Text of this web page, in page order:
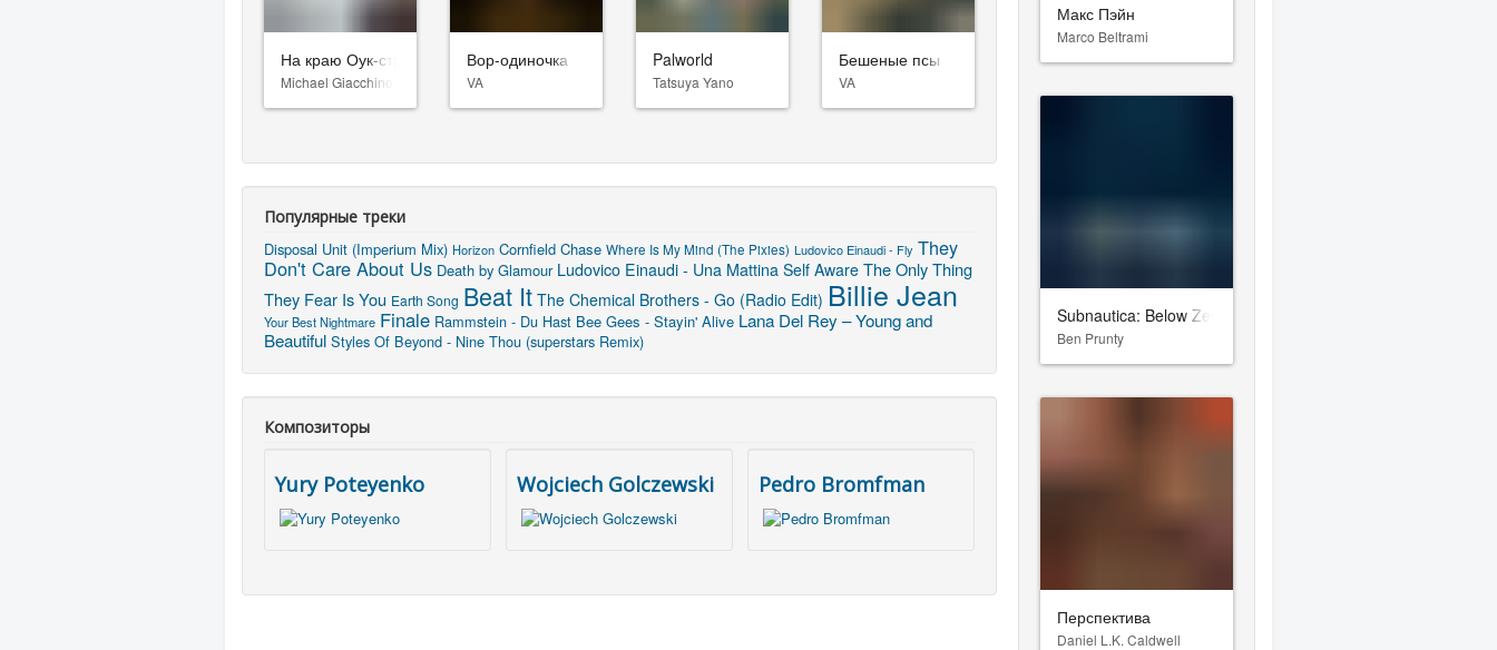
На краю Оук-стрит
Michael Giacchino
Вор-одиночка
VA
Palworld
Tatsuya Yano
Бешеные псы
VA
Популярные треки
Disposal Unit (Imperium Mix) Horizon Cornfield Chase Where Is My Mind (The Pixies) Ludovico Einaudi - Fly They
Don't Care About Us Death by Glamour Ludovico Einaudi - Una Mattina Self Aware The Only Thing
They Fear Is You Earth Song Beat It The Chemical Brothers - Go (Radio Edit) Billie Jean
Your Best Nightmare Finale Rammstein - Du Hast Bee Gees - Stayin' Alive Lana Del Rey – Young and
Beautiful Styles Of Beyond - Nine Thou (superstars Remix)
Композиторы
Yury Poteyenko Wojciech Golczewski Pedro Bromfman
Макс Пэйн
Marco Beltrami
Subnautica: Below Zero
Ben Prunty
Перспектива
Daniel L.K. Caldwell